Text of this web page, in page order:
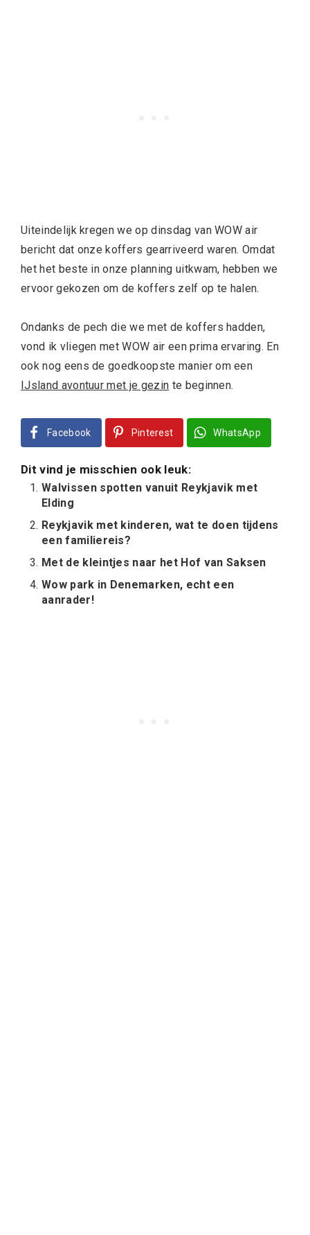
Uiteindelijk kregen we op dinsdag van WOW air
bericht dat onze koffers gearriveerd waren. Omdat
het het beste in onze planning uitkwam, hebben we
ervoor gekozen om de koffers zelf op te halen.
Ondanks de pech die we met de koffers hadden,
vond ik vliegen met WOW air een prima ervaring. En
ook nog eens de goedkoopste manier om een
IJsland avontuur met je gezin te beginnen.
Facebook Pinterest WhatsApp
Dit vind je misschien ook leuk:
Walvissen spotten vanuit Reykjavik met
Elding
Reykjavik met kinderen, wat te doen tijdens
een familiereis?
Met de kleintjes naar het Hof van Saksen
Wow park in Denemarken, echt een
aanrader!